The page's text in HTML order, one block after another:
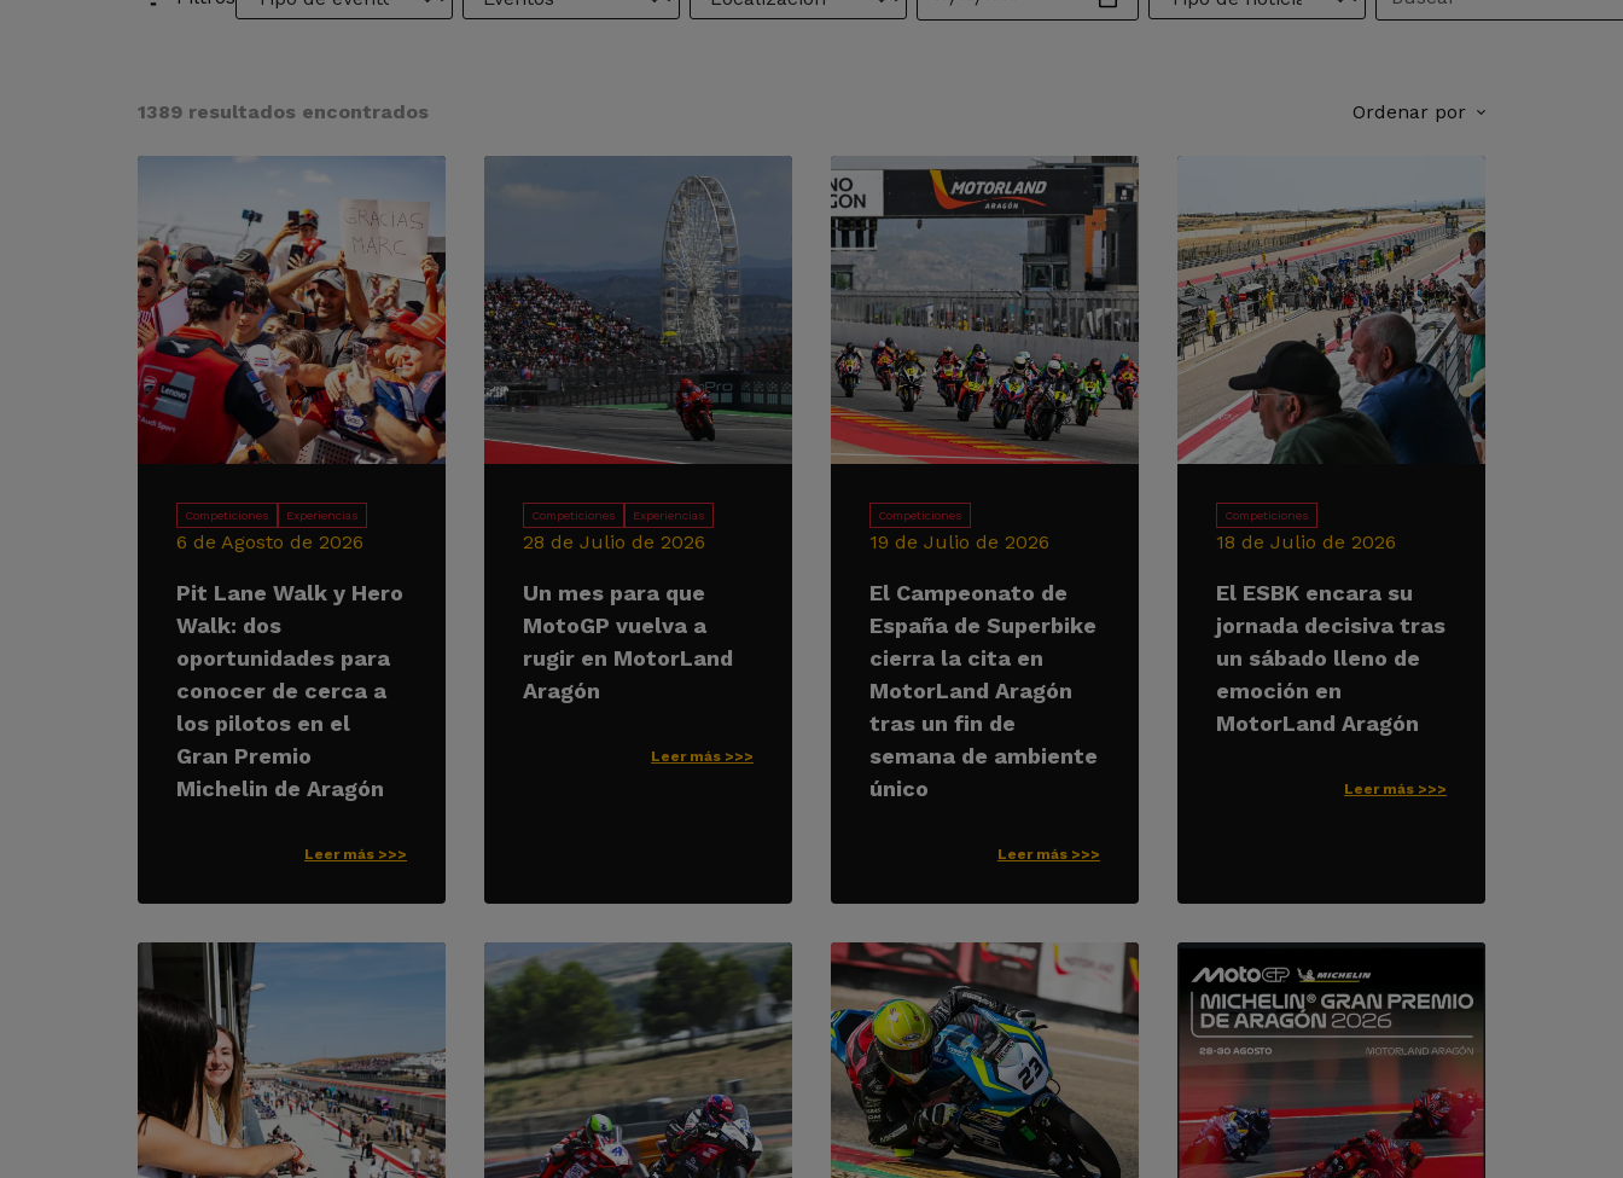
1389 resultados encontrados Ordenar por
Competiciones Experiencias
6 de Agosto de 2026
Pit Lane Walk y Hero
Walk: dos
oportunidades para
conocer de cerca a
los pilotos en el
Gran Premio
Michelin de Aragón
Leer más >>>
Competiciones Experiencias
28 de Julio de 2026
Un mes para que
MotoGP vuelva a
rugir en MotorLand
Aragón
Leer más >>>
Competiciones
19 de Julio de 2026
El Campeonato de
España de Superbike
cierra la cita en
MotorLand Aragón
tras un fin de
semana de ambiente
único
Leer más >>>
Competiciones
18 de Julio de 2026
El ESBK encara su
jornada decisiva tras
un sábado lleno de
emoción en
MotorLand Aragón
Leer más >>>